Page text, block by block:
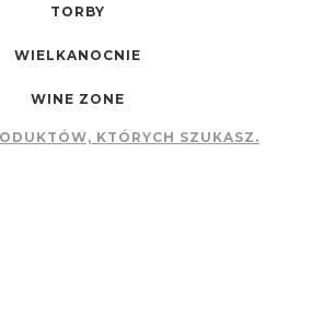
TORBY
WIELKANOCNIE
WINE ZONE
KTÓRYCH SZUKASZ.